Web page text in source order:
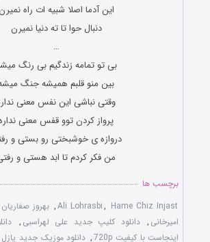
این آدما اصلا شبیه ات راه نمیرن
دنبال حوا تا ته دنیا نمیرن
…
بی تو تمامه زندگیم بی رنگ
بین منو قلبم همیشه جنگ
وقتی نباشی این نفس معنی
پرواز کردن توو قفس معنی
دروازه ی خوشبختی رو بستی و
من فکر کردم تا ابد هستی و
برچسب ها
Ali Lohrasbi, Hame Chiz Injast
, بهروز صفاریان
امیرخانی , دانلود کلیپ جدید علی لهراسبی ,
اینجاست با کیفیت 720p
, دانلود موزیک جدید پازل